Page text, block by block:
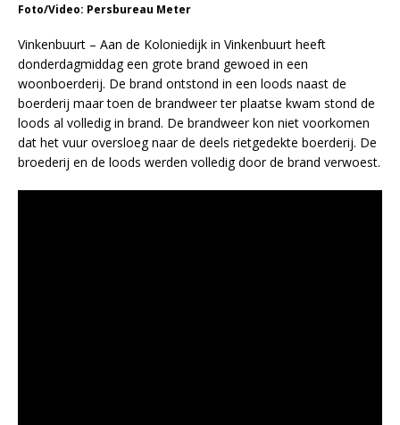
Foto/Video: Persbureau Meter
Vinkenbuurt – Aan de Koloniedijk in Vinkenbuurt heeft
donderdagmiddag een grote brand gewoed in een
woonboerderij. De brand ontstond in een loods naast de
boerderij maar toen de brandweer ter plaatse kwam stond de
loods al volledig in brand. De brandweer kon niet voorkomen
dat het vuur oversloeg naar de deels rietgedekte boerderij. De
broederij en de loods werden volledig door de brand verwoest.